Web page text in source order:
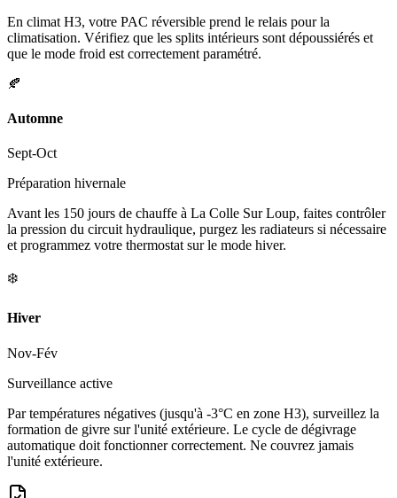
En climat H3, votre PAC réversible prend le relais pour la
climatisation. Vérifiez que les splits intérieurs sont dépoussiérés et
que le mode froid est correctement paramétré.
🍂
Automne
Sept-Oct
Préparation hivernale
Avant les 150 jours de chauffe à La Colle Sur Loup, faites contrôler
la pression du circuit hydraulique, purgez les radiateurs si nécessaire
et programmez votre thermostat sur le mode hiver.
❄️
Hiver
Nov-Fév
Surveillance active
Par températures négatives (jusqu'à -3°C en zone H3), surveillez la
formation de givre sur l'unité extérieure. Le cycle de dégivrage
automatique doit fonctionner correctement. Ne couvrez jamais
l'unité extérieure.